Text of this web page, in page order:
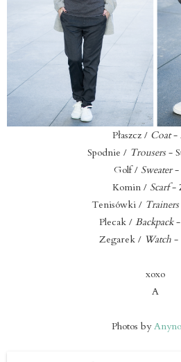
Płaszcz /Coat-
Spodnie / Trousers-
Golf / Sweater-
Komin / Scarf-
Tenisówki / Trainers
Plecak / Backpack-
Zegarek / Watch -
xoxo
A
Photos by